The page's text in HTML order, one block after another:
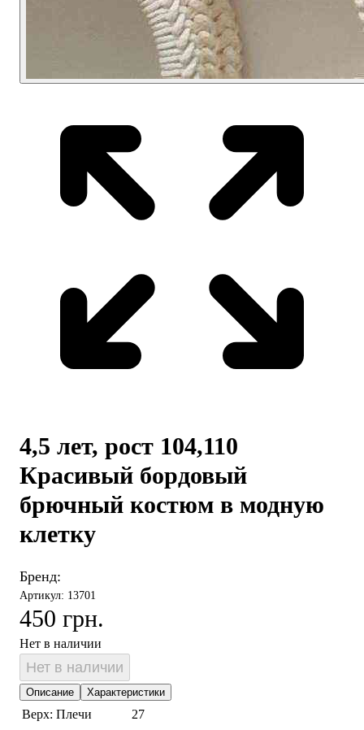
4,5 лет, рост 104,110
Красивый бордовый
брючный костюм в модную
клетку
Бренд:
Артикул: 13701
450 грн.
Нет в наличии
Нет в наличии
Описание Характеристики
Верх: Плечи
27